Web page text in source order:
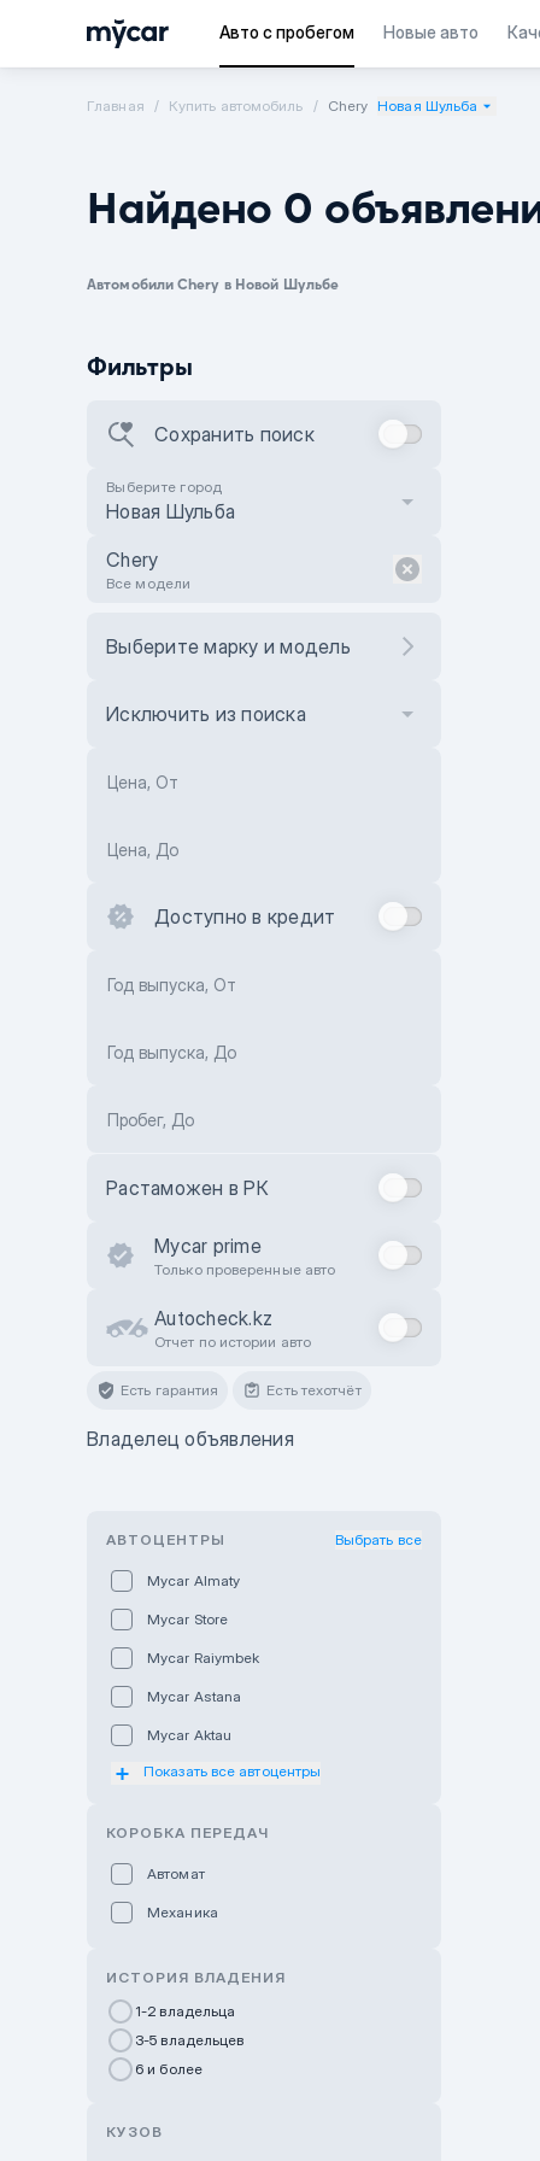
Авто с пробегом Новые авто
Главная Купить автомобиль Chery Новая Шульба
Найдено 0
Автомобили Chery в Новой Шульбе
Фильтры
Сохранить поиск
Выберите город
Новая Шульба
Chery
Все модели
Выберите марку и модель
Исключить из поиска
Цена, От
Цена, До
Доступно в кредит
Год выпуска, От
Год выпуска, До
Пробег, До
Растаможен в РК
Mycar prime
Только проверенные авто
Autocheck.kz
Отчет по истории авто
Есть гарантия Есть техотчёт
Владелец объявления
АВТОЦЕНТРЫ Выбрать все
Mycar Almaty
Mycar Store
Mycar Raiymbek
Mycar Astana
Mycar Aktau
Mycar Uralsk
GWM Nurly Zhol
Chery Astana
Показать все автоцентры
КОРОБКА ПЕРЕДАЧ
Автомат
Механика
ИСТОРИЯ ВЛАДЕНИЯ
1-2 владельца
3-5 владельцев
6 и более
КУЗОВ